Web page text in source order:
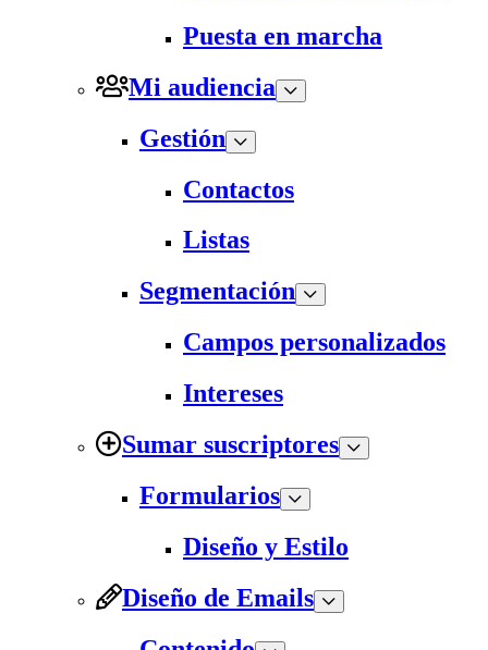
Puesta en marcha
Mi audiencia
Gestión
Contactos
Listas
Segmentación
Campos personalizados
Intereses
Sumar suscriptores
Formularios
Diseño y Estilo
Diseño de Emails